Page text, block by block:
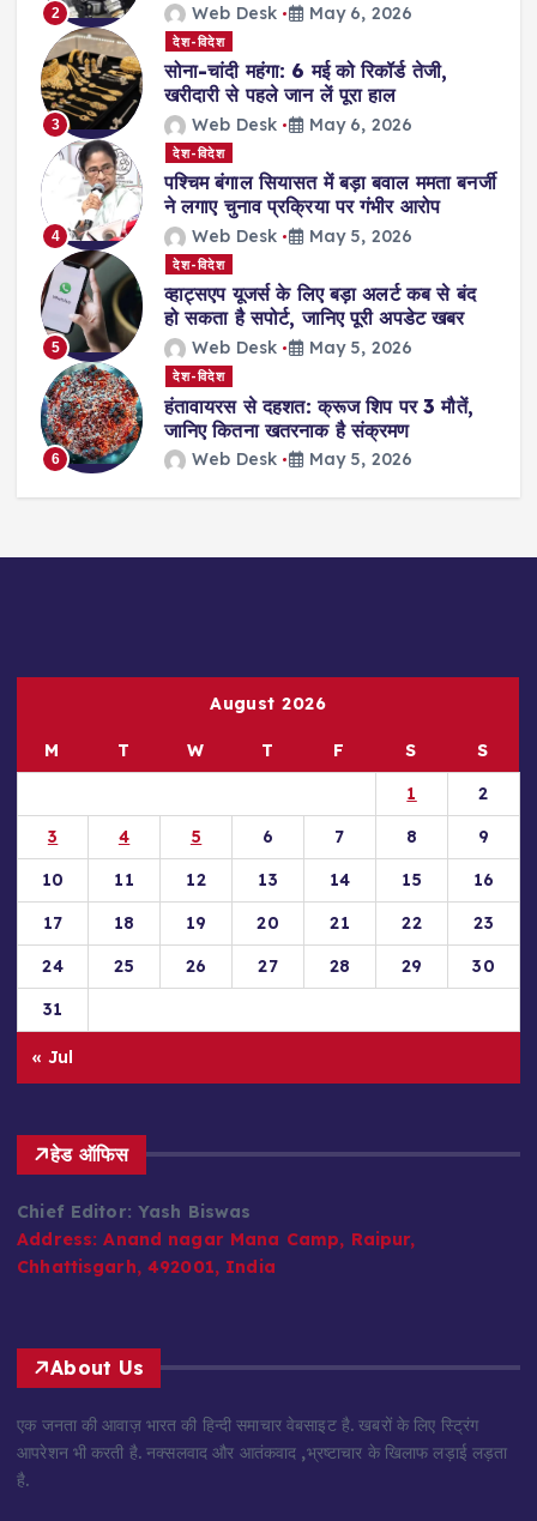
2 Web Desk May 6, 2026
3
देश-विदेश
सोना-चांदी महंगा: 6 मई को रिकॉर्ड तेजी,
खरीदारी से पहले जान लें पूरा हाल
Web Desk May 6, 2026
4
देश-विदेश
पश्चिम बंगाल सियासत में बड़ा बवाल ममता बनर्जी
ने लगाए चुनाव प्रक्रिया पर गंभीर आरोप
Web Desk May 5, 2026
5
देश-विदेश
व्हाट्सएप यूजर्स के लिए बड़ा अलर्ट कब से बंद
हो सकता है सपोर्ट, जानिए पूरी अपडेट खबर
Web Desk May 5, 2026
6
देश-विदेश
हंतावायरस से दहशत: क्रूज शिप पर 3 मौतें,
जानिए कितना खतरनाक है संक्रमण
Web Desk May 5, 2026
August 2026
M T W T F S
S
1
2
3
4 5 6 7 8
9
10
11 12 13 14 15
16
17
18 19 20 21 22
23
24
25 26 27 28 29
30
31
« Jul
हेड ऑफिस
Chief Editor: Yash Biswas
Address: Anand nagar Mana Camp, Raipur,
Chhattisgarh, 492001, India
About Us
एक जनता की आवाज़ भारत की हिन्दी समाचार वेबसाइट है. खबरों के लिए स्ट्रिंग
आपरेशन भी करती है. नक्सलवाद और आतंकवाद ,भ्रष्टाचार के खिलाफ लड़ाई लड़ता
है.